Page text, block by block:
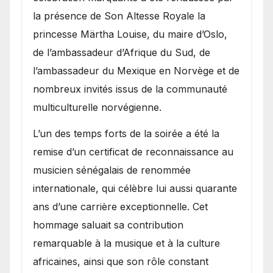
la présence de Son Altesse Royale la
princesse Märtha Louise, du maire d’Oslo,
de l’ambassadeur d’Afrique du Sud, de
l’ambassadeur du Mexique en Norvège et de
nombreux invités issus de la communauté
multiculturelle norvégienne.
​L’un des temps forts de la soirée a été la
remise d’un certificat de reconnaissance au
musicien sénégalais de renommée
internationale, qui célèbre lui aussi quarante
ans d’une carrière exceptionnelle. Cet
hommage saluait sa contribution
remarquable à la musique et à la culture
africaines, ainsi que son rôle constant